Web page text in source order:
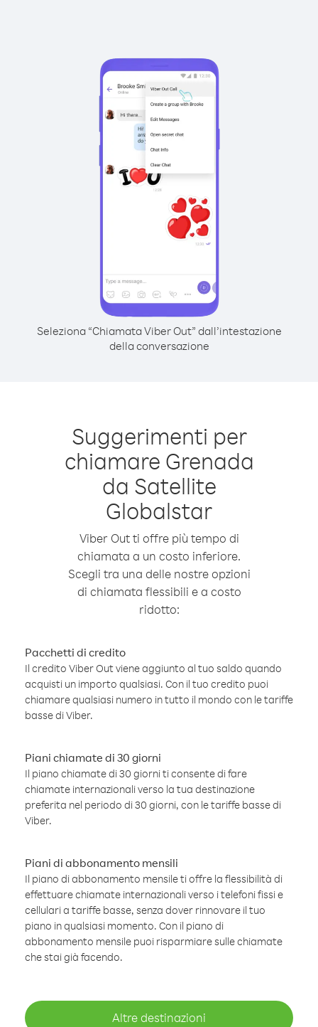
Seleziona “Chiamata Viber Out” dall’intestazione
della conversazione
Suggerimenti per
chiamare Grenada
da Satellite
Globalstar
Viber Out ti offre più tempo di
chiamata a un costo inferiore.
Scegli tra una delle nostre opzioni
di chiamata flessibili e a costo
ridotto:
Pacchetti di credito
Il credito Viber Out viene aggiunto al tuo saldo quando
acquisti un importo qualsiasi. Con il tuo credito puoi
chiamare qualsiasi numero in tutto il mondo con le tariffe
basse di Viber.
Piani chiamate di 30 giorni
Il piano chiamate di 30 giorni ti consente di fare
chiamate internazionali verso la tua destinazione
preferita nel periodo di 30 giorni, con le tariffe basse di
Viber.
Piani di abbonamento mensili
Il piano di abbonamento mensile ti offre la flessibilità di
effettuare chiamate internazionali verso i telefoni fissi e
cellulari a tariffe basse, senza dover rinnovare il tuo
piano in qualsiasi momento. Con il piano di
abbonamento mensile puoi risparmiare sulle chiamate
che stai già facendo.
Altre destinazioni